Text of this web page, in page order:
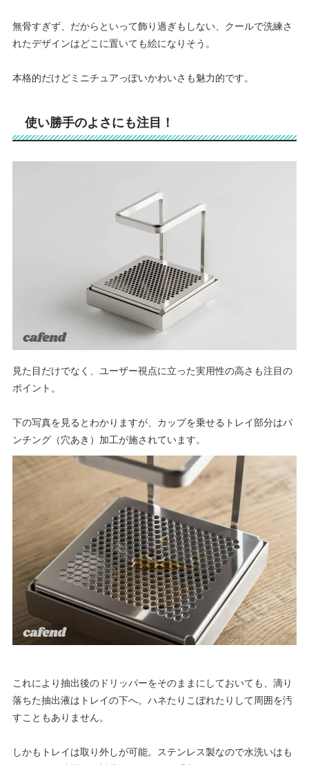
無骨すぎず、だからといって飾り過ぎもしない、クールで洗練さ
れたデザインはどこに置いても絵になりそう。
本格的だけどミニチュアっぽいかわいさも魅力的です。
使い勝手のよさにも注目！
見た目だけでなく、ユーザー視点に立った実用性の高さも注目の
ポイント。
下の写真を見るとわかりますが、カップを乗せるトレイ部分はパ
ンチング（穴あき）加工が施されています。
これにより抽出後のドリッパーをそのままにしておいても、滴り
落ちた抽出液はトレイの下へ。ハネたりこぼれたりして周囲を汚
すこともありません。
しかもトレイは取り外しが可能。ステンレス製なので水洗いはも